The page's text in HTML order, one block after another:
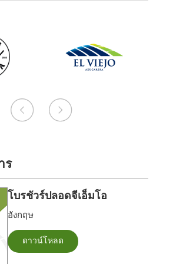
ร
โบรชัวร์ปลอดจีเอ็มโอ
อังกฤษ
ดาวน์โหลด